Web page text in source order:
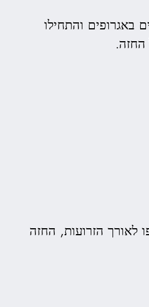
באגרופים והתחילו
לאורך הזרועות, החזה